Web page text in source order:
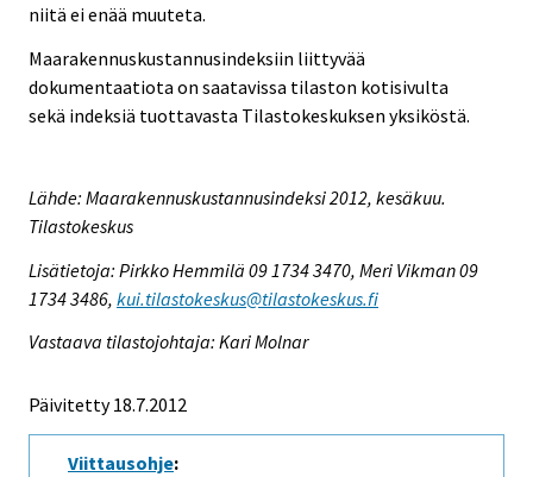
niitä ei enää muuteta.
Maarakennuskustannusindeksiin liittyvää
dokumentaatiota on saatavissa tilaston kotisivulta
sekä indeksiä tuottavasta Tilastokeskuksen yksiköstä.
Lähde: Maarakennuskustannusindeksi 2012, kesäkuu.
Tilastokeskus
Lisätietoja: Pirkko Hemmilä 09 1734 3470, Meri Vikman 09
1734 3486, kui.tilastokeskus@tilastokeskus.fi
Vastaava tilastojohtaja: Kari Molnar
Päivitetty 18.7.2012
Viittausohje: